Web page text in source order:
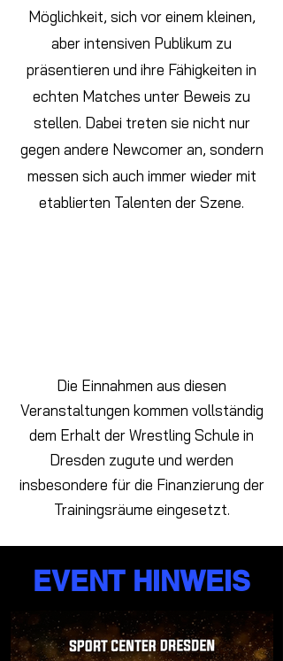
Möglichkeit, sich vor einem kleinen,
aber intensiven Publikum zu
präsentieren und ihre Fähigkeiten in
echten Matches unter Beweis zu
stellen. Dabei treten sie nicht nur
gegen andere Newcomer an, sondern
messen sich auch immer wieder mit
etablierten Talenten der Szene.
Die Einnahmen aus diesen
Veranstaltungen kommen vollständig
dem Erhalt der Wrestling Schule in
Dresden zugute und werden
insbesondere für die Finanzierung der
Trainingsräume eingesetzt.
EVENT HINWEIS